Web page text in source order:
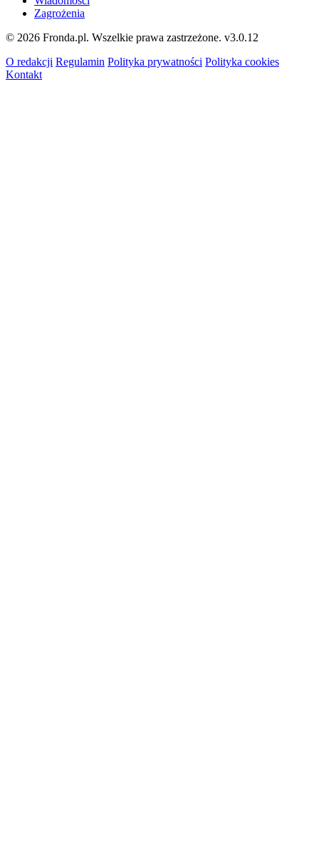
Zagrożenia
© 2026 Fronda.pl. Wszelkie prawa zastrzeżone. v3.0.12
O redakcji Regulamin Polityka prywatności Polityka cookies
Kontakt